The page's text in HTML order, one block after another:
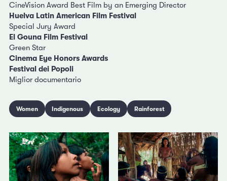
CineVision Award Best Film by an Emerging Director
Huelva Latin American Film Festival
Special Jury Award
El Gouna Film Festival
Green Star
Cinema Eye Honors Awards
Festival dei Popoli
Miglior documentario
Women Indigenous Ecology Rainforest